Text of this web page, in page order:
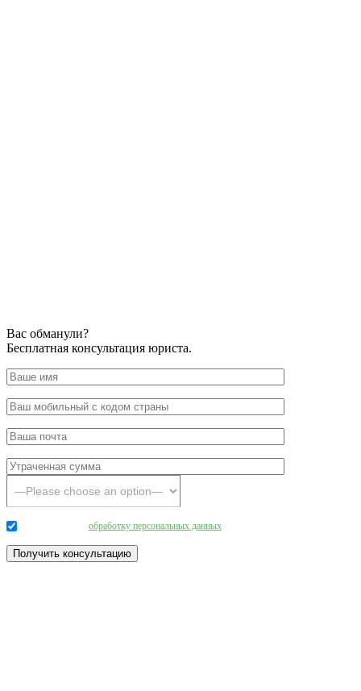
Вас обманули?
Бесплатная консультация юриста.
обработку персональных данных